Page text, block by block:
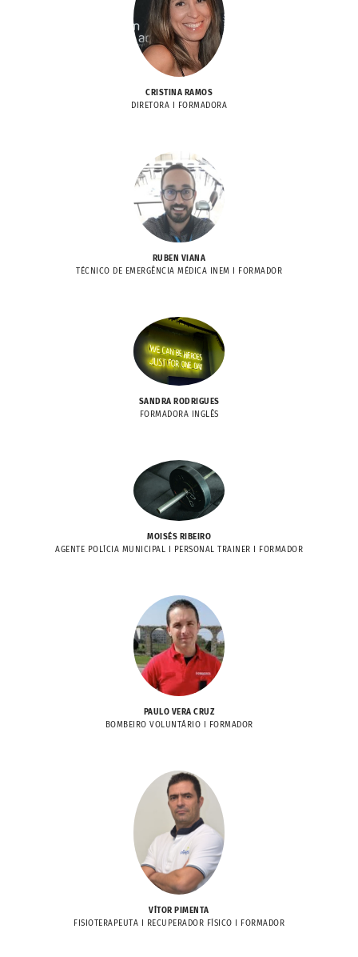
CRISTINA RAMOS
DIRETORA I FORMADORA
RUBEN VIANA
TÉCNICO DE EMERGÊNCIA MÉDICA INEM I FORMADOR
SANDRA RODRIGUES
FORMADORA INGLÊS
MOISÉS RIBEIRO
AGENTE POLÍCIA MUNICIPAL I PERSONAL TRAINER I FORMADOR
PAULO VERA CRUZ
BOMBEIRO VOLUNTÁRIO I FORMADOR
VÍTOR PIMENTA
FISIOTERAPEUTA I RECUPERADOR FÍSICO I FORMADOR